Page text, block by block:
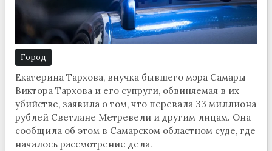
Город
Екатерина Тархова, внучка бывшего мэра Самары
Виктора Тархова и его супруги, обвиняемая в их
убийстве, заявила о том, что перевала 33 миллиона
рублей Светлане Метревели и другим лицам. Она
сообщила об этом в Самарском областном суде, где
началось рассмотрение дела.